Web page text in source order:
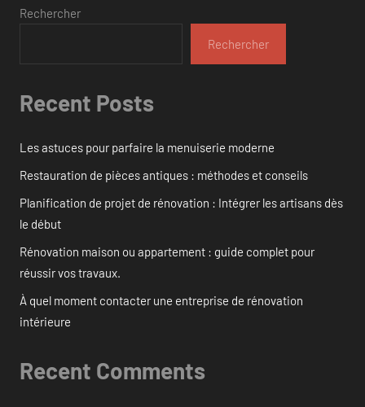
Rechercher
Rechercher
Recent Posts
Les astuces pour parfaire la menuiserie moderne
Restauration de pièces antiques : méthodes et conseils
Planification de projet de rénovation : Intégrer les artisans dès
le début
Rénovation maison ou appartement : guide complet pour
réussir vos travaux.
À quel moment contacter une entreprise de rénovation
intérieure
Recent Comments